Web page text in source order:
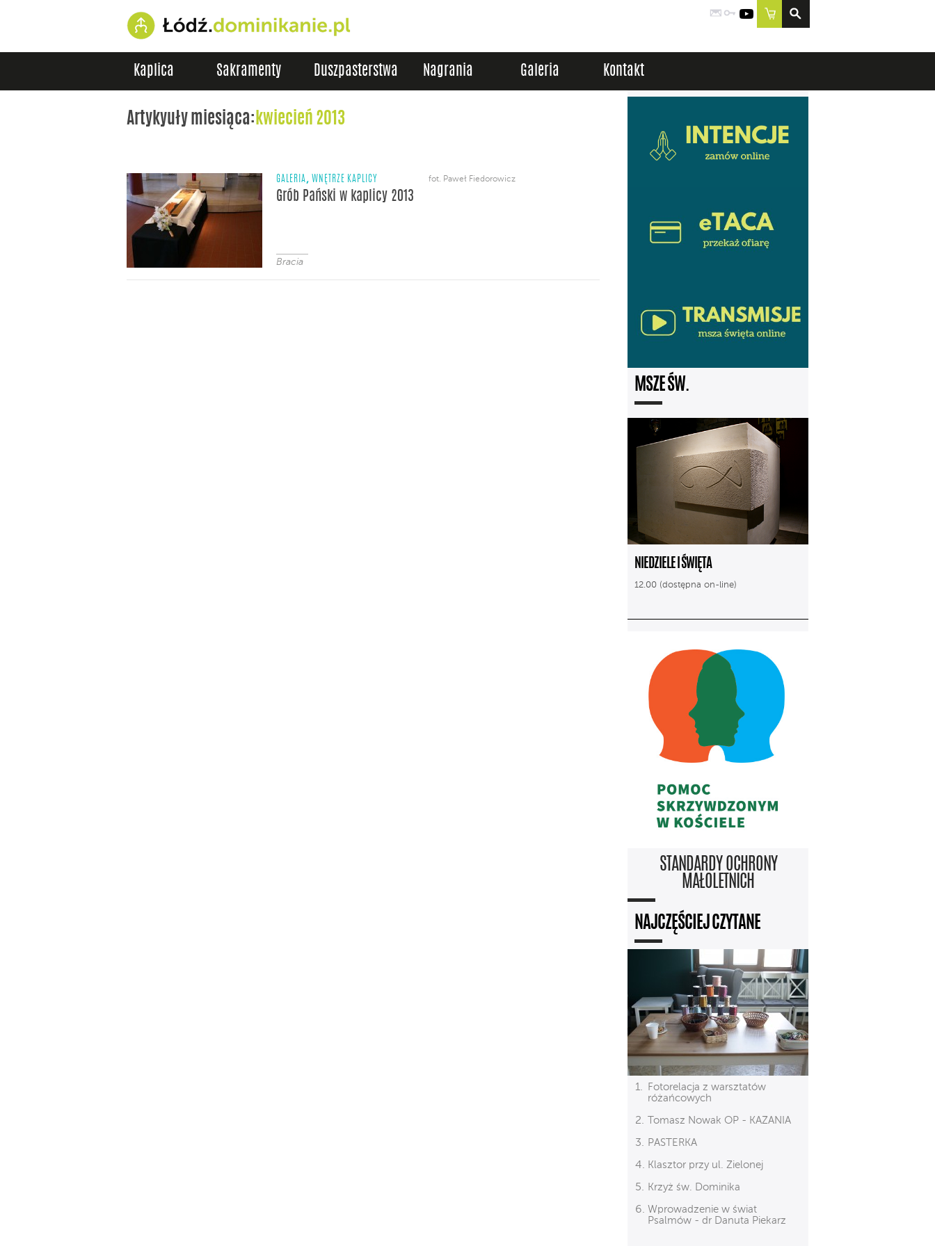
Poczta
Logowanie
YouTube
Sklep
Kaplica Sakramenty Duszpasterstwa Nagrania Galeria Kontakt
Artykyuły miesiąca: kwiecień 2013
GALERIA, WNĘTRZE KAPLICY
Grób Pański w kaplicy 2013
Bracia
fot. Paweł Fiedorowicz
MSZE ŚW.
NIEDZIELE I ŚWIĘTA
12.00 (dostępna on-line)
STANDARDY OCHRONY
MAŁOLETNICH
NAJCZĘŚCIEJ CZYTANE
Fotorelacja z warsztatów
różańcowych
Tomasz Nowak OP - KAZANIA
PASTERKA
Klasztor przy ul. Zielonej
Krzyż św. Dominika
Wprowadzenie w świat
Psalmów - dr Danuta Piekarz